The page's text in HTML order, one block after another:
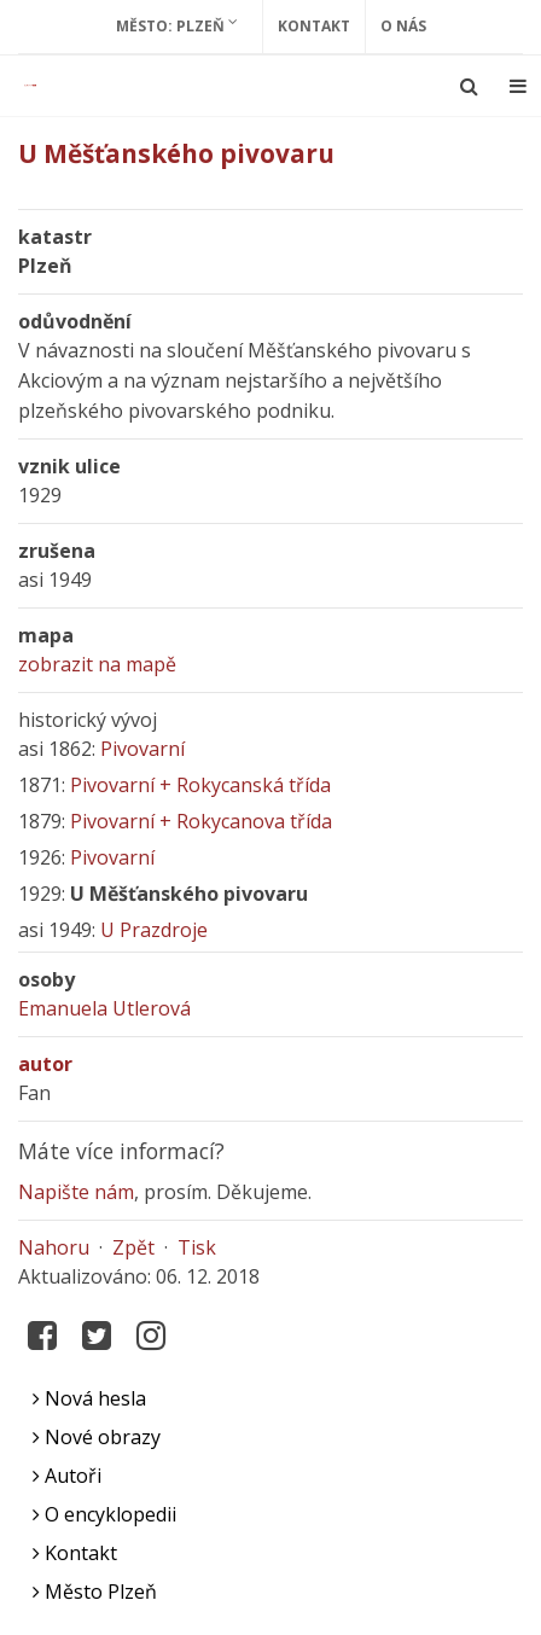
MĚSTO: PLZEŇ KONTAKT O NÁS
U Měšťanského pivovaru
katastr
Plzeň
odůvodnění
V návaznosti na sloučení Měšťanského pivovaru s
Akciovým a na význam nejstaršího a největšího
plzeňského pivovarského podniku.
vznik ulice
1929
zrušena
asi 1949
mapa
zobrazit na mapě
historický vývoj
asi 1862: Pivovarní
1871: Pivovarní + Rokycanská třída
1879: Pivovarní + Rokycanova třída
1926: Pivovarní
1929: U Měšťanského pivovaru
asi 1949: U Prazdroje
osoby
Emanuela Utlerová
autor
Fan
Máte více informací?
Napište nám, prosím. Děkujeme.
Nahoru · Zpět · Tisk
Aktualizováno: 06. 12. 2018
Nová hesla
Nové obrazy
Autoři
O encyklopedii
Kontakt
Město Plzeň